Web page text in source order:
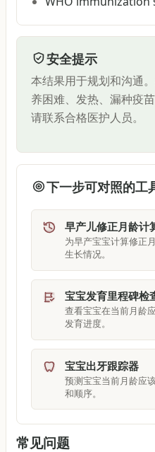
安全提示
本结果用于规划和沟通
养困难、发热、漏种疫
请联系合格医护人员。
下一步可对照的工
早产儿修正月龄计
为早产宝宝计算修正
生长情况。
宝宝发育里程碑检
查看宝宝在当前月龄
发育进度。
宝宝出牙跟踪器
预测宝宝当前月龄应
和顺序。
常见问题